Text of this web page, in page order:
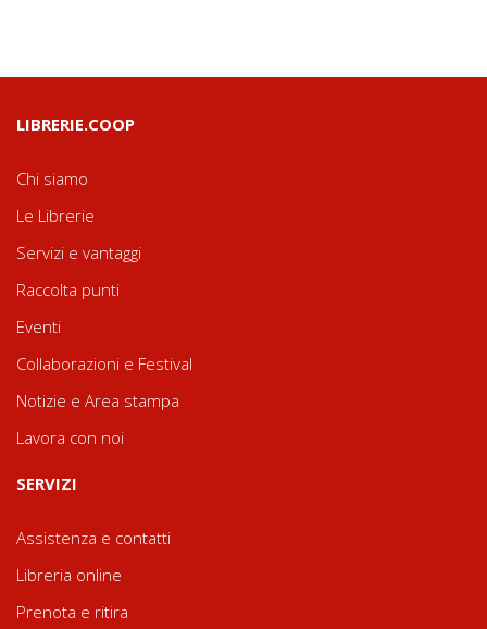
LIBRERIE.COOP
Chi siamo
Le Librerie
Servizi e vantaggi
Raccolta punti
Eventi
Collaborazioni e Festival
Notizie e Area stampa
Lavora con noi
SERVIZI
Assistenza e contatti
Libreria online
Prenota e ritira